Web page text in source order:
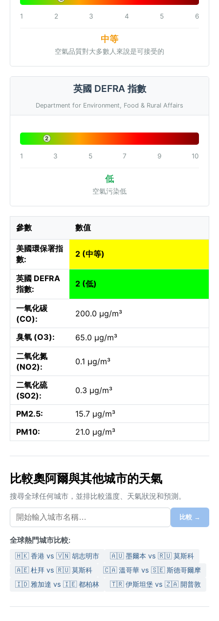
1 2 3 4 5 6
中等
空氣品質對大多數人來說是可接受的
英國 DEFRA 指數
Department for Environment, Food & Rural Affairs
2
1 3 5 7 9 10
低
空氣污染低
參數 數值
美國環保署指
數:
2 (中等)
英國 DEFRA
指數:
2 (低)
一氧化碳
(CO):
200.0 µg/m³
臭氧 (O3):
65.0 µg/m³
二氧化氮
(NO2):
0.1 µg/m³
二氧化硫
(SO2):
0.3 µg/m³
PM2.5:
15.7 µg/m³
PM10:
21.0 µg/m³
比較奧阿爾與其他城市的天氣
搜尋全球任何城市，並排比較溫度、天氣狀況和預測。
比較 →
全球熱門城市比較:
🇭🇰 香港 vs 🇻🇳 胡志明市
🇦🇺 墨爾本 vs 🇷🇺 莫斯科
🇦🇪 杜拜 vs 🇷🇺 莫斯科
🇨🇦 溫哥華 vs 🇸🇪 斯德哥爾摩
🇮🇩 雅加達 vs 🇮🇪 都柏林
🇹🇷 伊斯坦堡 vs 🇿🇦 開普敦